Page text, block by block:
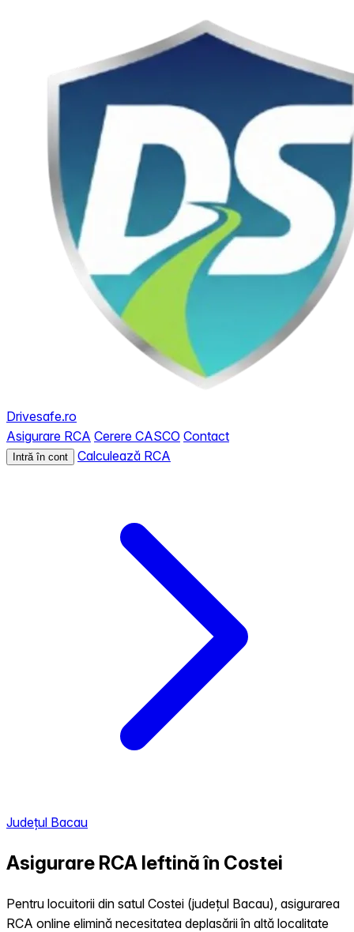
Drivesafe.ro
Asigurare RCA Cerere CASCO Contact
Intră în cont Calculează RCA
Județul Bacau
Asigurare RCA Ieftină în Costei
Pentru locuitorii din satul Costei (județul Bacau), asigurarea
RCA online elimină necesitatea deplasării în altă localitate